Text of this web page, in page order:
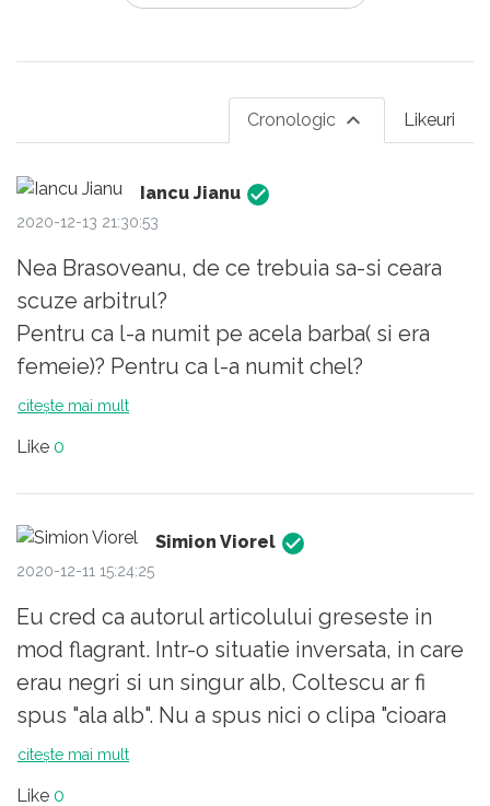
Likeuri
Cronologic
Iancu Jianu
2020-12-13 21:30:53
Nea Brasoveanu, de ce trebuia sa-si ceara
scuze arbitrul?
Pentru ca l-a numit pe acela barba( si era
femeie)? Pentru ca l-a numit chel?
SI de ce este apelativul negru rasist?
citește mai mult
Like 0
Simion Viorel
2020-12-11 15:24:25
Eu cred ca autorul articolului greseste in
mod flagrant. Intr-o situatie inversata, in care
erau negri si un singur alb, Coltescu ar fi
spus "ala alb". Nu a spus nici o clipa "cioara
aia" sau "tiganul ala". In limba romana,
citește mai mult
Like 0